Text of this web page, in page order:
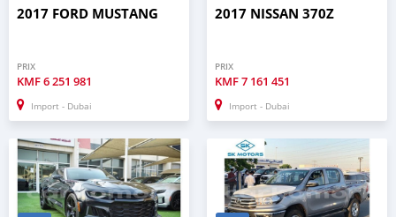
2017 FORD MUSTANG
PRIX
KMF6 251 981
Import - Dubai
2017 NISSAN 370Z
PRIX
KMF7 161 451
Import - Dubai